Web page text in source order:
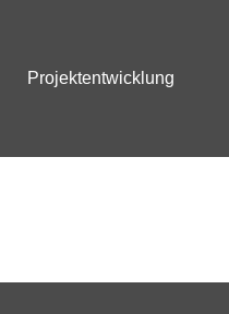
Projektentwicklung